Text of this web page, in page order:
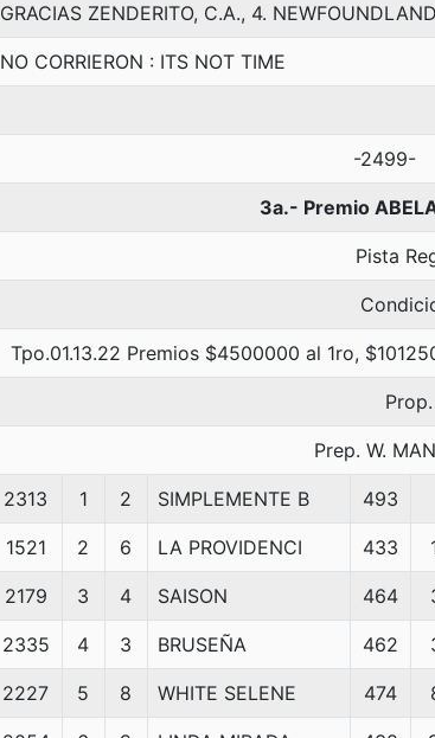
GRACIAS ZENDERITO, C.A., 4.
NO CORRIERON : ITS NOT TIME
-2499-
3a.- Premio
Pista
Tpo.01.13.22 Premios $4500000 al 1ro,
Prep. W.
2313 1 2 SIMPLEMENTE B 493
1521 2 6 LA PROVIDENCI 433
2179 3 4 SAISON 464
2335 4 3 BRUSEÑA 462
2227 5 8 WHITE SELENE 474